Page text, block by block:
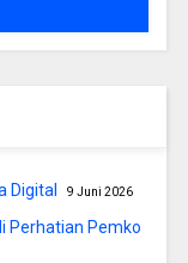
Digital 9 Juni 2026
Perhatian Pemko